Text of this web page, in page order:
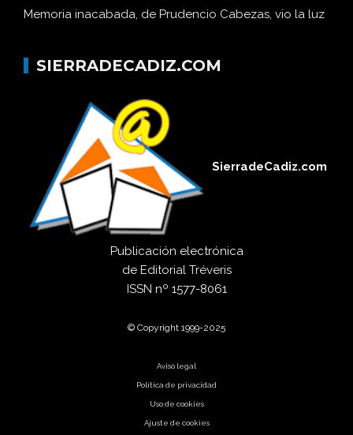
Memoria inacabada, de Prudencio Cabezas, vio la luz
SIERRADECADIZ.COM
SierradeCadiz.com
Publicación electrónica
de Editorial Tréveris
ISSN nº 1577-8061
© Copyright 1999-2025
Aviso legal
Política de privacidad
Uso de cookies
Ajuste de cookies